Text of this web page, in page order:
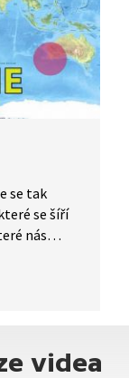
se tak
se šíří
nás
nakazit
videa